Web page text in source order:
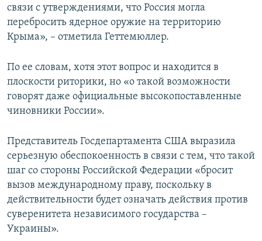
связи с утверждениями, что Россия могла
перебросить ядерное оружие на территорию
Крыма», – отметила Геттемюллер.
По ее словам, хотя этот вопрос и находится в
плоскости риторики, но «о такой возможности
говорят даже официальные высокопоставленные
чиновники России».
Представитель Госдепартамента США выразила
серьезную обеспокоенность в связи с тем, что такой
шаг со стороны Российской Федерации «бросит
вызов международному праву, поскольку в
действительности будет означать действия против
суверенитета независимого государства –
Украины».